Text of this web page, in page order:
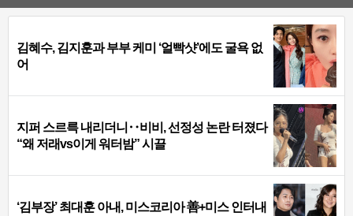
김혜수, 김지훈과 부부 케미 ‘얼빡샷’에도 굴욕 없
어
지퍼 스르륵 내리더니‥비비, 선정성 논란 터졌다
“왜 저래vs이게 워터밤” 시끌
‘김부장’ 최대훈 아내, 미스코리아 善+미스 인터내